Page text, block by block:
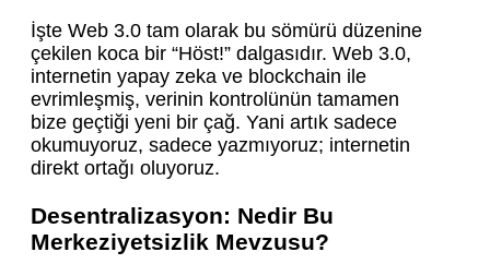
İşte Web 3.0 tam olarak bu sömürü düzenine
çekilen koca bir “Höst!” dalgasıdır. Web 3.0,
internetin yapay zeka ve blockchain ile
evrimleşmiş, verinin kontrolünün tamamen
bize geçtiği yeni bir çağ. Yani artık sadece
okumuyoruz, sadece yazmıyoruz; internetin
direkt ortağı oluyoruz.
Desentralizasyon: Nedir Bu
Merkeziyetsizlik Mevzusu?